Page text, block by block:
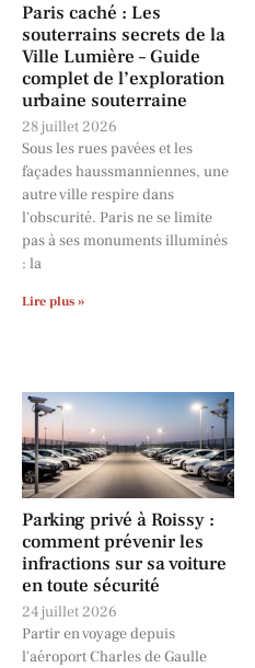
Paris caché : Les
souterrains secrets de la
Ville Lumière – Guide
complet de l’exploration
urbaine souterraine
28 juillet 2026
Sous les rues pavées et les
façades haussmanniennes, une
autre ville respire dans
l'obscurité. Paris ne se limite
pas à ses monuments illuminés
: la
Lire plus »
Parking privé à Roissy :
comment prévenir les
infractions sur sa voiture
en toute sécurité
24 juillet 2026
Partir en voyage depuis
l'aéroport Charles de Gaulle